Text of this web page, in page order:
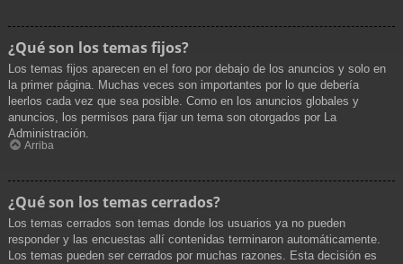
¿Qué son los temas fijos?
Los temas fijos aparecen en el foro por debajo de los anuncios y solo en
la primer página. Muchas veces son importantes por lo que debería
leerlos cada vez que sea posible. Como en los anuncios globales y
anuncios, los permisos para fijar un tema son otorgados por La
Administración.
Arriba
¿Qué son los temas cerrados?
Los temas cerrados son temas donde los usuarios ya no pueden
responder y las encuestas allí contenidas terminaron automáticamente.
Los temas pueden ser cerrados por muchas razones. Esta decisión es